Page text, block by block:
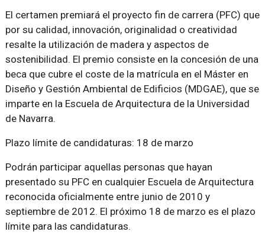
El certamen premiará el proyecto fin de carrera (PFC) que
por su calidad, innovación, originalidad o creatividad
resalte la utilización de madera y aspectos de
sostenibilidad. El premio consiste en la concesión de una
beca que cubre el coste de la matrícula en el Máster en
Diseño y Gestión Ambiental de Edificios (MDGAE), que se
imparte en la Escuela de Arquitectura de la Universidad
de Navarra.
Plazo límite de candidaturas: 18 de marzo
Podrán participar aquellas personas que hayan
presentado su PFC en cualquier Escuela de Arquitectura
reconocida oficialmente entre junio de 2010 y
septiembre de 2012. El próximo 18 de marzo es el plazo
límite para las candidaturas.